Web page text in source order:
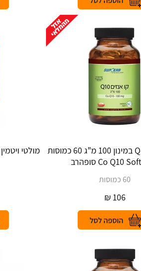
קו-אנזים Q-10 במינון 100 מ"ג 60 כמוסות
60 כמוסות
106
₪